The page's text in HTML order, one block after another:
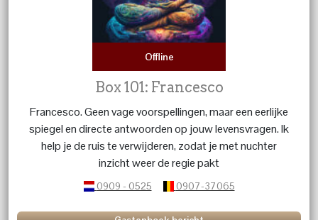
Offline
Box 101: Francesco
Francesco. Geen vage voorspellingen, maar een eerlijke
spiegel en directe antwoorden op jouw levensvragen. Ik
help je de ruis te verwijderen, zodat je met nuchter
inzicht weer de regie pakt
0909 - 0525 0907-37065